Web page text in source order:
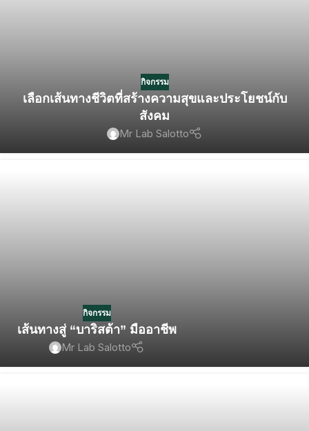
กิจกรรม
เลือกเส้นทางชีวิตที่สร้างความสุขและประโยชน์กับ
สังคม
Mr Lab Salotto
กิจกรรม
เส้นทางสู่ “บาริสต้า” มืออาชีพ
Mr Lab Salotto